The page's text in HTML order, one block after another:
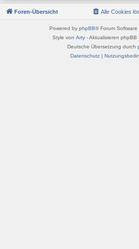
Foren-Übersicht Alle Cookies
Powered by phpBB® Forum
Style von Arty- Aktualisieren phpBB
Deutsche Übersetzung durch
Datenschutz|